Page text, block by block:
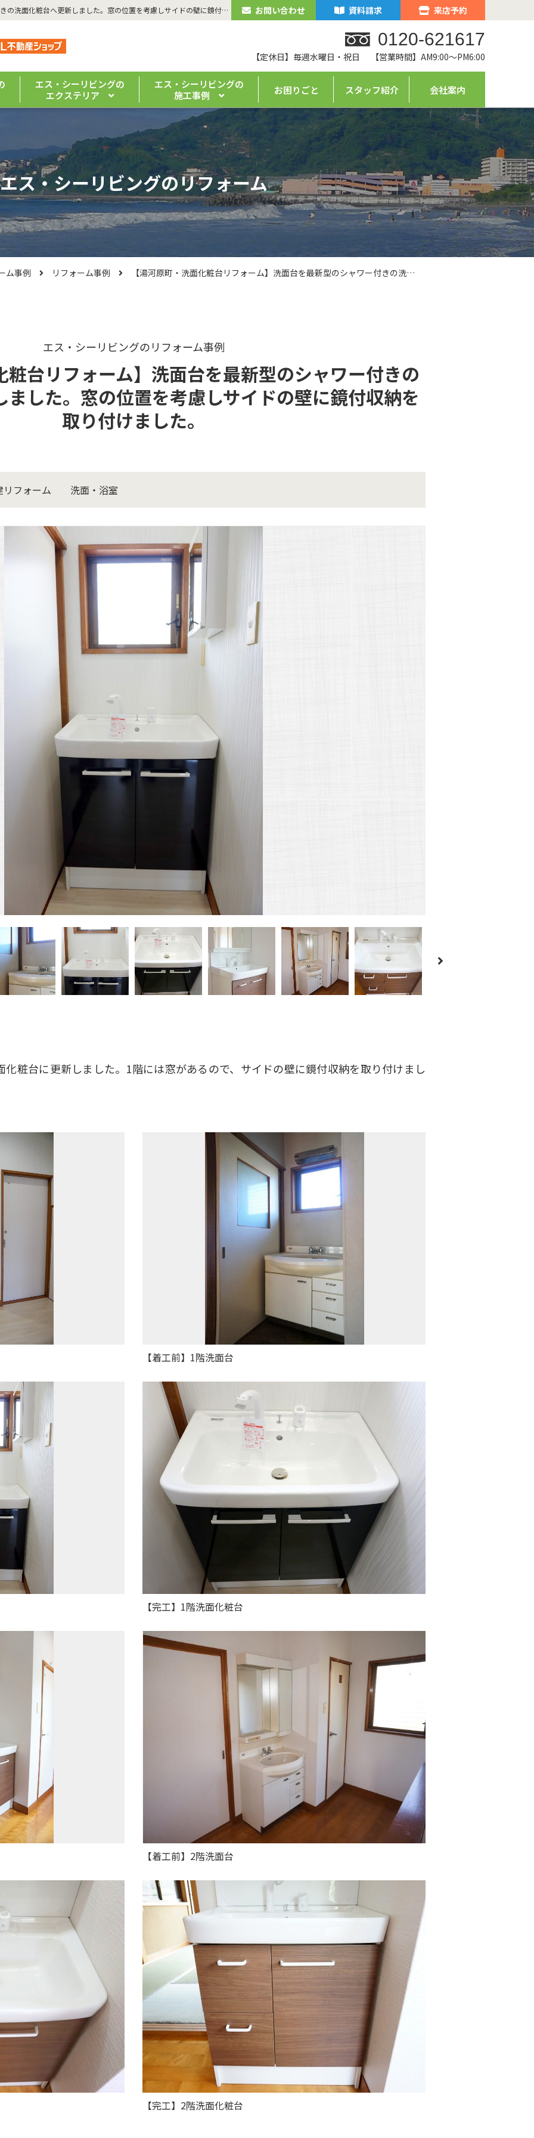
| 【湯河原町・洗面化粧台リフォーム】洗面台を最新型のシャワー付きの洗面化粧台へ更新しました。窓の位置を考慮しサイドの壁に鏡付収納を取り付けました。 | 湯河原のリフォーム・注文住宅なら「エス・シーリビング」｜ 真鶴・熱海の新築・リノベーションもお任せください お問い合わせ 資料請求 来店予約
0120-621617
【定休日】毎週水曜日・祝日 【営業時間】AM9:00～PM6:00
エス・シーリビングの
エクステリア
エス・シーリビングの
施工事例
お困りごと スタッフ紹介 会社案内
エス・シーリビングのリフォーム
ム事例 リフォーム事例 【湯河原町・洗面化粧台リフォーム】洗面台を最新型のシャワー付きの洗面化粧台へ更新しました。窓の位置を考慮しサイドの壁に鏡付収納を取り付けました。
エス・シーリビングのリフォーム事例
台リフォーム】洗面台を最新型のシャワー付きの
した。窓の位置を考慮しサイドの壁に鏡付収納を
取り付けました。
リフォーム 洗面・浴室
粧台に更新しました。1階には窓があるので、サイドの壁に鏡付収納を取り付けまし
【着工前】1階洗面台
【完工】1階洗面化粧台
【着工前】2階洗面台
【完工】2階洗面化粧台